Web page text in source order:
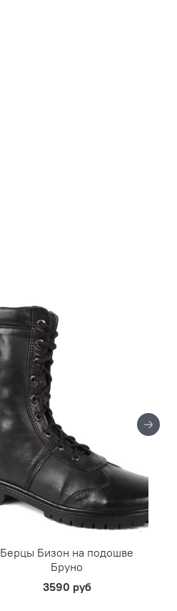
Берцы Бизон на подошве
Бруно
3590 руб